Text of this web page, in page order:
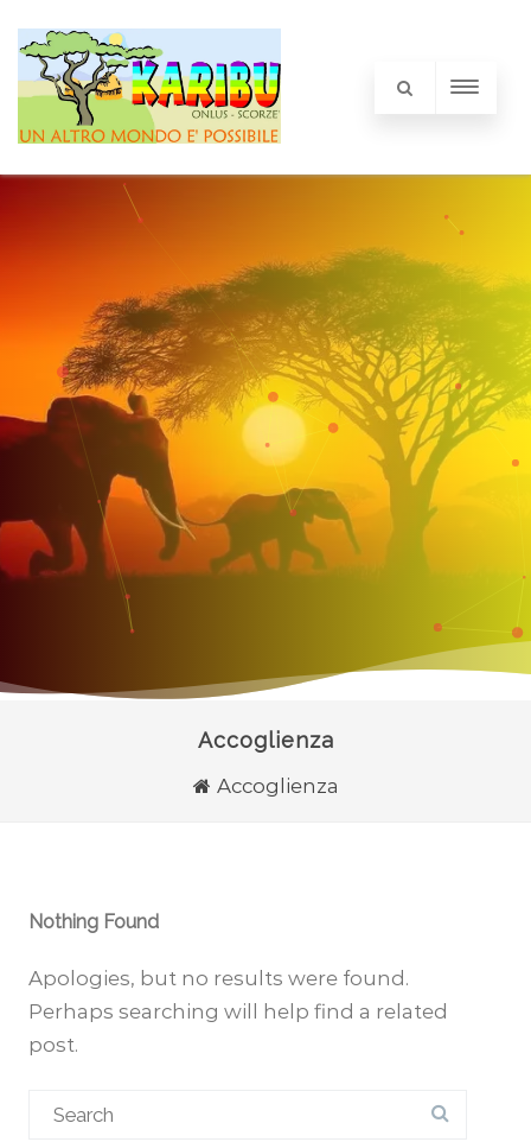
Accoglienza
Accoglienza
Nothing Found
Apologies, but no results were found.
Perhaps searching will help find a related
post.